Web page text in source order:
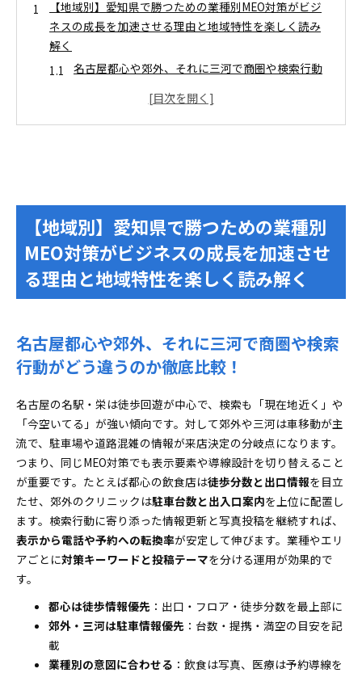
【地域別】愛知県で勝つための業種別MEO対策がビジ
ネスの成長を加速させる理由と地域特性を楽しく読み
解く
名古屋都心や郊外、それに三河で商圏や検索行動
愛知県の口コミ行動にみるMEO対策と成果の密接
な関係
名駅や栄や三河の地域キーワードSEOを自然に組
み込んで集客アップ
MEO対策の基本が分かる！上位表示するための設定と
地道な整備のツボ
カテゴリや属性・サービスメニューを最適化して
NAP情報と営業時間・特別営業まで一括管理で混
乱ゼロへ
かれ道
美容室やエステ・ネイルサロンで選ばれる写真や
心に響く投稿ネタの作り方
整骨院や鍼灸・学習塾で信頼獲得できる情報設計
の秘訣
口コミ獲得や返信で売上を劇的に伸ばす愛知流サイク
ル化ノウハウ
愛知の口コミ傾向にフィットしたお願い方法＆目
のリアル
自社で運用の限界や外注化が効果的になる条件を
見極め
【地域別】愛知県で勝つための業種別
MEO対策がビジネスの成長を加速させ
る理由と地域特性を楽しく読み解く
名古屋都心や郊外、それに三河で商圏や検索
行動がどう違うのか徹底比較！
名古屋の名駅・栄は徒歩回遊が中心で、検索も「現在地近く」や
「今空いてる」が強い傾向です。対して郊外や三河は車移動が主
流で、駐車場や道路混雑の情報が来店決定の分岐点になります。
つまり、同じMEO対策でも表示要素や導線設計を切り替えること
が重要です。たとえば都心の飲食店は徒歩分数と出口情報を目立
たせ、郊外のクリニックは駐車台数と出入口案内を上位に配置し
ます。検索行動に寄り添った情報更新と写真投稿を継続すれば、
表示から電話や予約への転換率が安定して伸びます。業種やエリ
アごとに対策キーワードと投稿テーマを分ける運用が効果的で
す。
都心は徒歩情報優先 ：出口・フロア・徒歩分数を最上部に
郊外・三河は駐車情報優先 ：台数・提携・満空の目安を記
載
業種別の意図に合わせる ：飲食は写真、医療は予約導線を